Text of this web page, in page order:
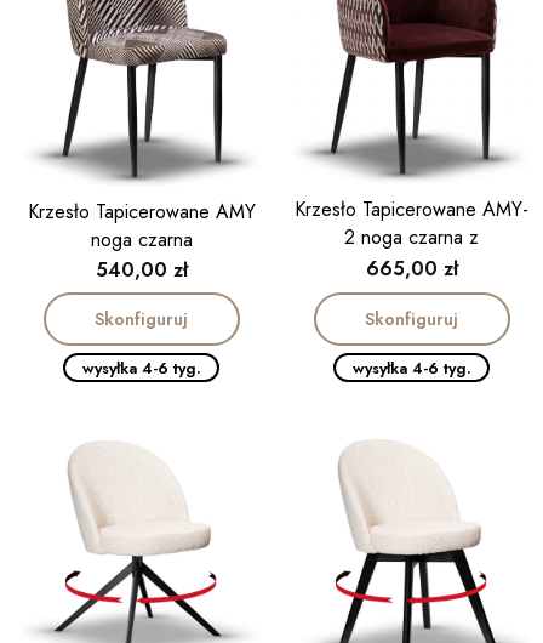
Krzesło Tapicerowane AMY
noga czarna
Cena
540,00 zł
Skonfiguruj
wysyłka 4-6 tyg.
Krzesło Tapicerowane AMY-
2 noga czarna z
podłokietnikiem
Cena
665,00 zł
Skonfiguruj
wysyłka 4-6 tyg.